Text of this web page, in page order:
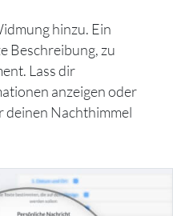
hinzu. Ein
Beschreibung, zu
Lass dir
anzeigen oder
deinen Nachthimmel